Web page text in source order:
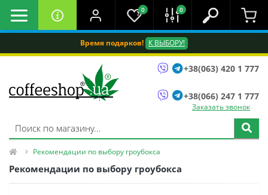
Время подарков! К ВЫБОРУ!
0 0
+38(063) 420 1 777
+38(066) 247 1 777
Заказать звонок
Рекомендации по выбору гроубокса
Рекомендации по выбору гроубокса